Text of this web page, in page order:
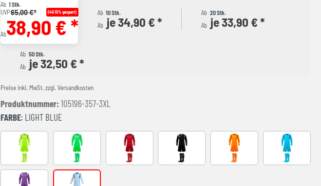
Ab 1 Stk.
UVP65,00 €* (40.15% gespart)
Ab38,90 € *
Ab 10 Stk.
Ab je 34,90 € *
Ab 20 Stk.
Ab je 33,90 € *
Ab 50 Stk.
Ab je 32,50 € *
Preise inkl. MwSt. zzgl. Versandkosten
Produktnummer: 105196-357-3XL
FARBE: LIGHT BLUE
AMARILLO FLUOR FLUOR GREEN RED-NAVY BLACK-GREY NARANJA FLUOR Turquoise